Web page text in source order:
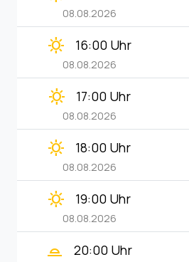
08.08.2026
clear_day 16:00 Uhr
08.08.2026
clear_day 17:00 Uhr
08.08.2026
clear_day 18:00 Uhr
08.08.2026
clear_day 19:00 Uhr
08.08.2026
wb_twilight_2 20:00 Uhr